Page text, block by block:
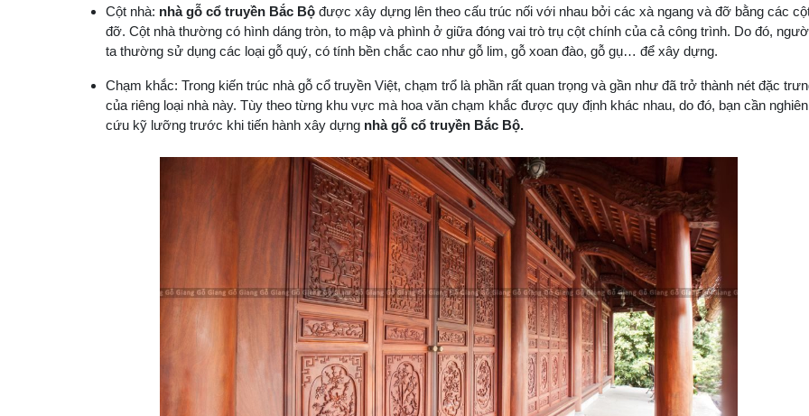
Cột nhà: nhà gỗ cổ truyền Bắc Bộ được xây dựng lên theo cấu trúc nối với nhau bởi các xà ngang và đỡ bằng các
đỡ. Cột nhà thường có hình dáng tròn, to mập và phình ở giữa đóng vai trò trụ cột chính của cả công trình. Do đó,
ta thường sử dụng các loại gỗ quý, có tính bền chắc cao như gỗ lim, gỗ xoan đào, gỗ gụ… để xây dựng.
Chạm khắc: Trong kiến trúc nhà gỗ cổ truyền Việt, chạm trổ là phần rất quan trọng và gần như đã trở thành nét đặc
của riêng loại nhà này. Tùy theo từng khu vực mà hoa văn chạm khắc được quy định khác nhau, do đó, bạn cần nghiên
cứu kỹ lưỡng trước khi tiến hành xây dựng nhà gỗ cổ truyền Bắc Bộ.